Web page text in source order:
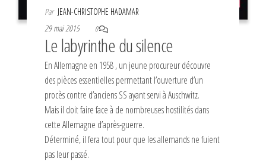
Par JEAN-CHRISTOPHE HADAMAR
29 mai 2015
0
Le labyrinthe du silence
En Allemagne en 1958 , un jeune procureur découvre
des pièces essentielles permettant l’ouverture d’un
procès contre d’anciens SS ayant servi à Auschwitz.
Mais il doit faire face à de nombreuses hostilités dans
cette Allemagne d’après-guerre.
Déterminé, il fera tout pour que les allemands ne fuient
pas leur passé.